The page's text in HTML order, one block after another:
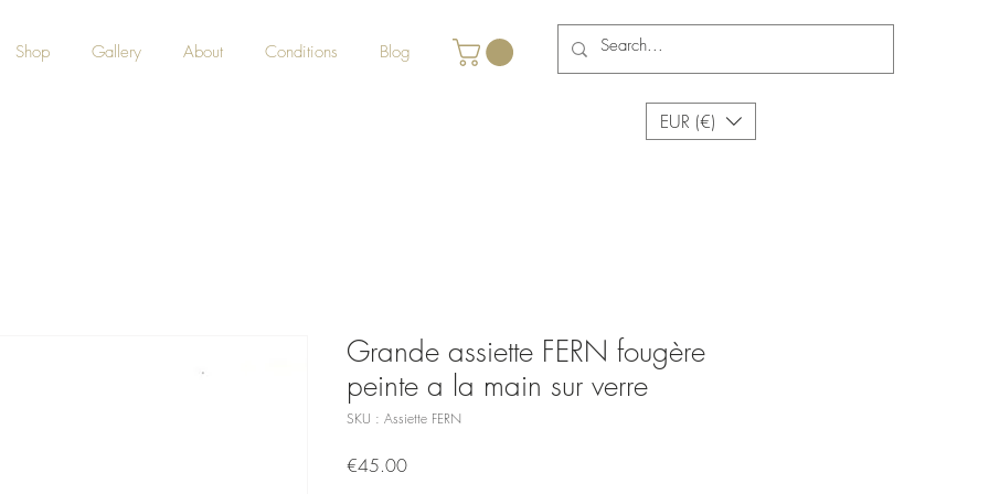
Shop Gallery About Conditions Blog
EUR (€)
Grande assiette FERN fougère
peinte a la main sur verre
SKU : Assiette FERN
€45.00Prix